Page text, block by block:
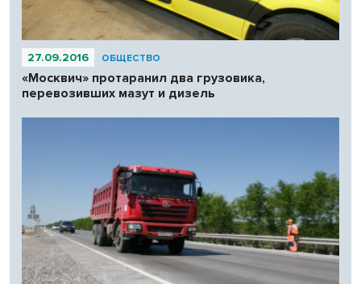
27.09.2016 ОБЩЕСТВО
«Москвич» протаранил два грузовика,
перевозивших мазут и дизель